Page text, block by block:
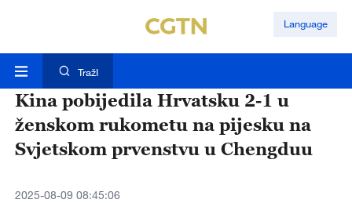
Language
TražI
Kina pobijedila Hrvatsku 2-1 u
ženskom rukometu na pijesku na
Svjetskom prvenstvu u Chengduu
2025-08-09 08:45:06